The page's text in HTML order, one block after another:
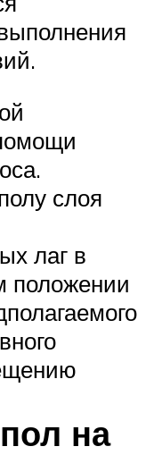
слоя
лаг в
положении
на